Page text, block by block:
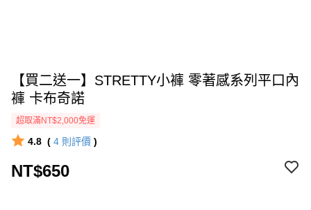
【買二送一】STRETTY小褲 零著感系列平口內
褲 卡布奇諾
超取滿NT$2,000免運
4.8 ( 4 則評價 )
NT$650